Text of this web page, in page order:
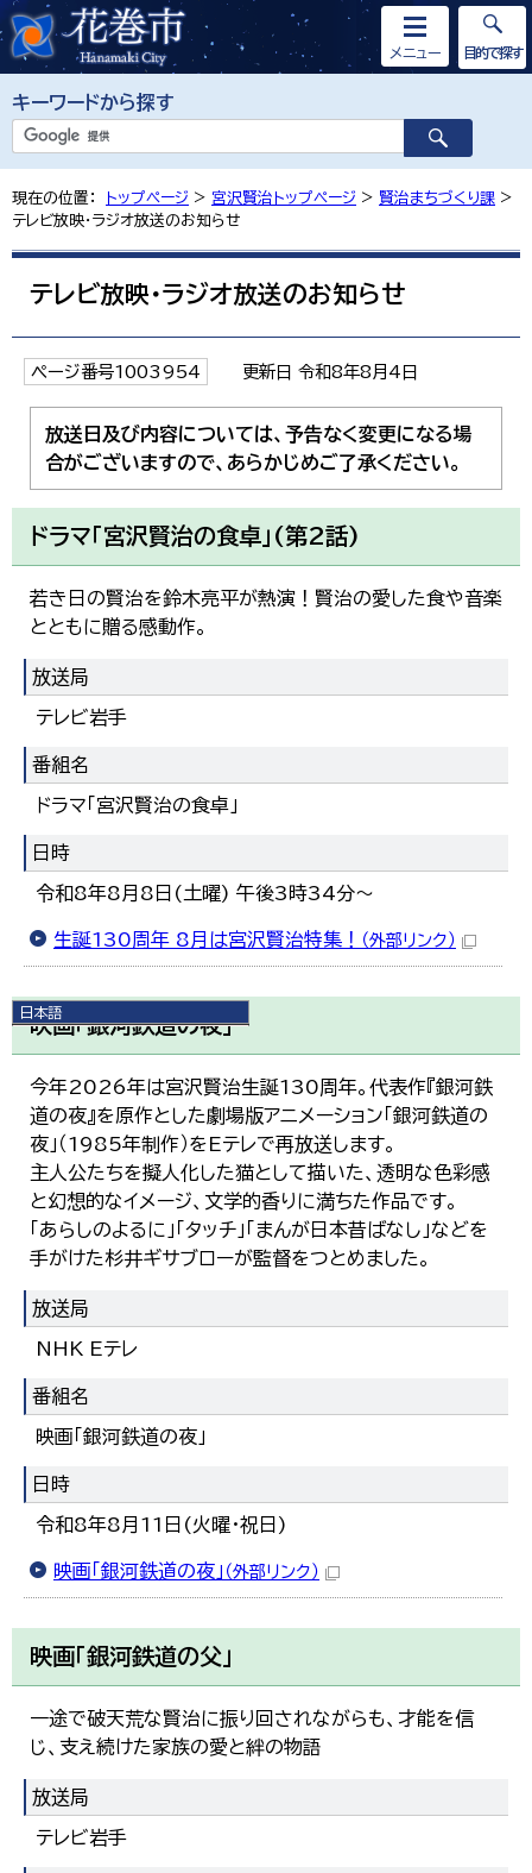
キーワードから探す
メニュー
日本語
日本語
English
한국어
简体中文
繁體中文
目的で探す
現在の位置： トップページ > 宮沢賢治トップページ > 賢治まちづくり課 >
テレビ放映・ラジオ放送のお知らせ
テレビ放映・ラジオ放送のお知らせ
ページ番号1003954 更新日 令和8年8月4日
放送日及び内容については、予告なく変更になる場
合がございますので、あらかじめご了承ください。
ドラマ「宮沢賢治の食卓」(第2話)
若き日の賢治を鈴木亮平が熱演！賢治の愛した食や音楽
とともに贈る感動作。
放送局
テレビ岩手
番組名
ドラマ「宮沢賢治の食卓」
日時
令和8年8月8日(土曜) 午後3時34分～
生誕130周年 8月は宮沢賢治特集！ （外部リンク）
映画「銀河鉄道の夜」
今年2026年は宮沢賢治生誕130周年。代表作『銀河鉄
道の夜』を原作とした劇場版アニメーション「銀河鉄道の
夜」（1985年制作）をEテレで再放送します。
主人公たちを擬人化した猫として描いた、透明な色彩感
と幻想的なイメージ、文学的香りに満ちた作品です。
「あらしのよるに」「タッチ」「まんが日本昔ばなし」などを
手がけた杉井ギサブローが監督をつとめました。
放送局
NHK Eテレ
番組名
映画「銀河鉄道の夜」
日時
令和8年8月11日(火曜・祝日)
映画「銀河鉄道の夜」 （外部リンク）
映画「銀河鉄道の父」
一途で破天荒な賢治に振り回されながらも、才能を信
じ、支え続けた家族の愛と絆の物語
放送局
テレビ岩手